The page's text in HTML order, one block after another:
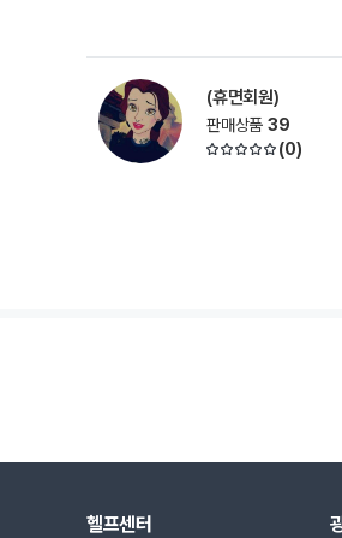
(휴면회원)
판매상품 39
(0)
헬프센터